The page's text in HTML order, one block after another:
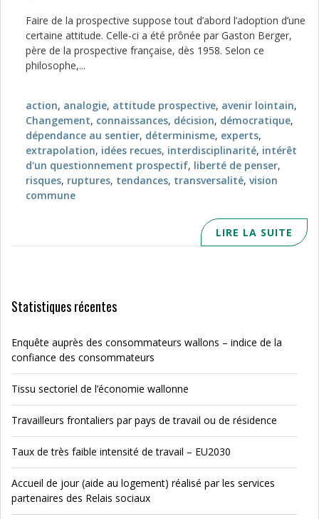
Faire de la prospective suppose tout d’abord l’adoption d’une
certaine attitude. Celle-ci a été prônée par Gaston Berger,
père de la prospective française, dès 1958. Selon ce
philosophe,...
action, analogie, attitude prospective, avenir lointain,
Changement, connaissances, décision, démocratique,
dépendance au sentier, déterminisme, experts,
extrapolation, idées recues, interdisciplinarité, intérêt
d'un questionnement prospectif, liberté de penser,
risques, ruptures, tendances, transversalité, vision
commune
LIRE LA SUITE
Statistiques récentes
Enquête auprès des consommateurs wallons – indice de la
confiance des consommateurs
Tissu sectoriel de l’économie wallonne
Travailleurs frontaliers par pays de travail ou de résidence
Taux de très faible intensité de travail – EU2030
Accueil de jour (aide au logement) réalisé par les services
partenaires des Relais sociaux